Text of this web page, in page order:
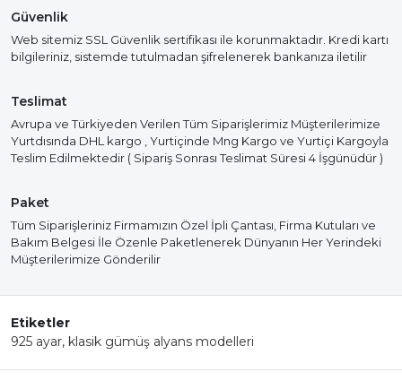
Güvenlik
Web sitemiz SSL Güvenlik sertifikası ile korunmaktadır. Kredi kartı
bilgileriniz, sistemde tutulmadan şifrelenerek bankanıza iletilir
Teslimat
Avrupa ve Türkiyeden Verilen Tüm Siparişlerimiz Müşterilerimize
Yurtdısında DHL kargo , Yurtiçinde Mng Kargo ve Yurtiçi Kargoyla
Teslim Edilmektedir ( Sipariş Sonrası Teslimat Süresi 4 İşgünüdür )
Paket
Tüm Siparişleriniz Firmamızın Özel İpli Çantası, Firma Kutuları ve
Bakım Belgesi İle Özenle Paketlenerek Dünyanın Her Yerindeki
Müşterilerimize Gönderilir
Etiketler
925 ayar, klasik gümüş alyans modelleri